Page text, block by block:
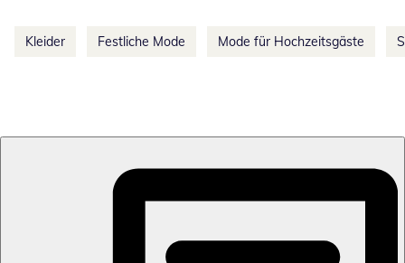
Kleider Festliche Mode Mode für Hochzeitsgäste